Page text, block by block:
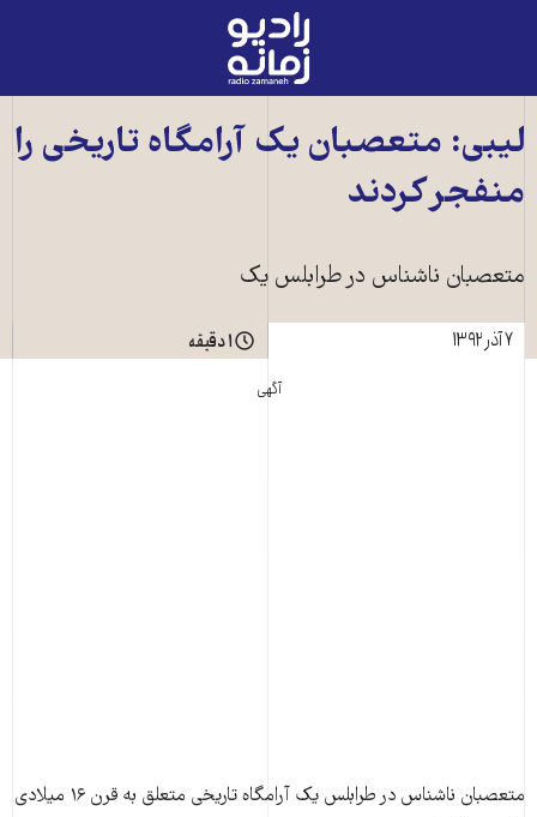
رادیو
زمانه
صفحه
ليبی: متعصبان يک آرامگاه تاريخی را
منفجر کردند
متعصبان ناشناس در طرابلس يک
۷ آذر ۱۳۹۲
۱ دقیقه
آگهی
متعصبان ناشناس در طرابلس يک آرامگاه تاريخی متعلق به قرن ۱۶ ميلادی